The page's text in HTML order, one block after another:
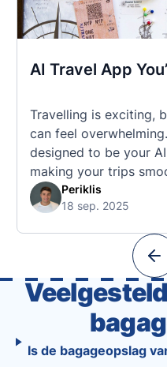
AI Travel App
Travelling is exciting,
can feel
designed to be your
making your trips
free. 🧭 What Makes
Unlike standard travel
With Tourist, your trip
Periklis
18 sep. 2025
Is de bagageopslag